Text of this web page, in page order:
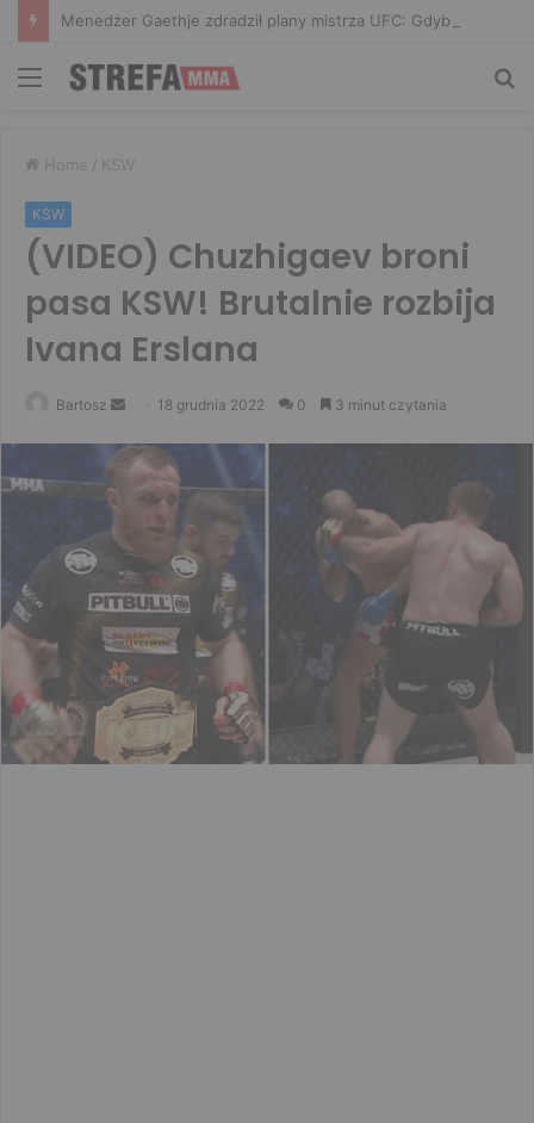
Menu
Home / KSW
KSW
(VIDEO) Chuzhigaev broni
pasa KSW! Brutalnie rozbija
Ivana Erslana
Bartosz
Send
email
18 grudnia 2022 0 3 minut czytania